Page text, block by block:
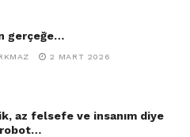
gerçeğe…
2 MART 2026
az felsefe ve insanım diye
robot…